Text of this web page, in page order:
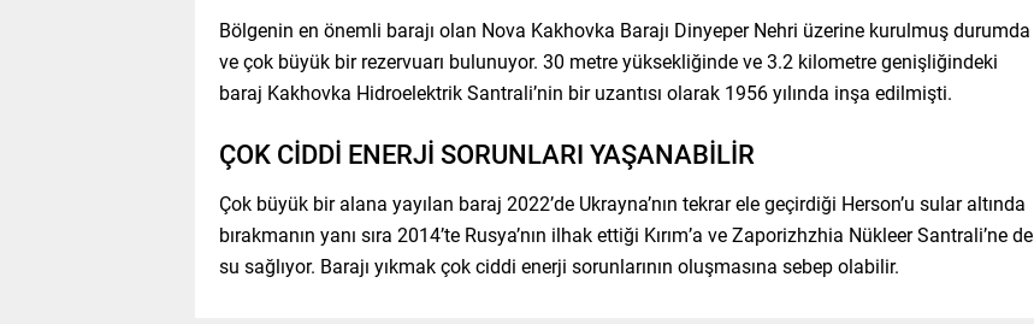
Bölgenin en önemli barajı olan Nova Kakhovka Barajı Dinyeper Nehri üzerine kurulmuş durumda
ve çok büyük bir rezervuarı bulunuyor. 30 metre yüksekliğinde ve 3.2 kilometre genişliğindeki
baraj Kakhovka Hidroelektrik Santrali’nin bir uzantısı olarak 1956 yılında inşa edilmişti.
ÇOK CİDDİ ENERJİ SORUNLARI YAŞANABİLİR
Çok büyük bir alana yayılan baraj 2022’de Ukrayna’nın tekrar ele geçirdiği Herson’u sular altında
bırakmanın yanı sıra 2014’te Rusya’nın ilhak ettiği Kırım’a ve Zaporizhzhia Nükleer Santrali’ne de
su sağlıyor. Barajı yıkmak çok ciddi enerji sorunlarının oluşmasına sebep olabilir.